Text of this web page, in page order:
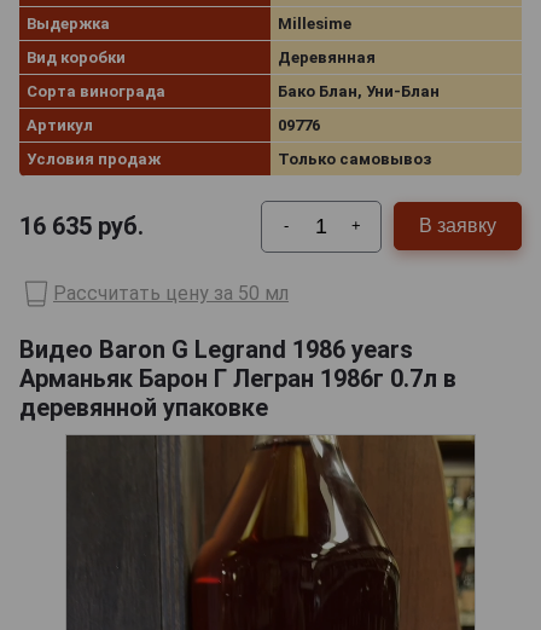
Выдержка
Millesime
Вид коробки
Деревянная
Сорта винограда
Бако Блан, Уни-Блан
Артикул
09776
Условия продаж
Только самовывоз
16 635 руб. - + В заявку
Рассчитать цену за 50 мл
Видео Baron G Legrand 1986 years
Арманьяк Барон Г Легран 1986г 0.7л в
деревянной упаковке